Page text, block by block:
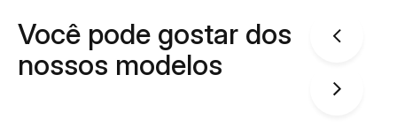
Você pode gostar dos
nossos modelos